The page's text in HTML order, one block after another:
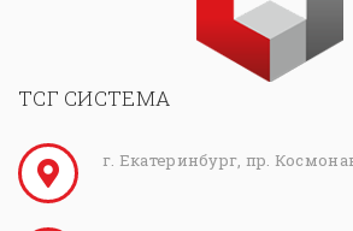
ТСГ СИСТЕМА
г. Екатеринбург, пр.